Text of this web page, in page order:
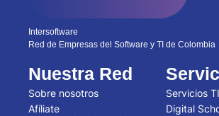
Intersoftware
Red de Empresas del Software y TI de Colombia
Nuestra Red
Sobre nosotros
Afíliate
Servicios TI
Digital